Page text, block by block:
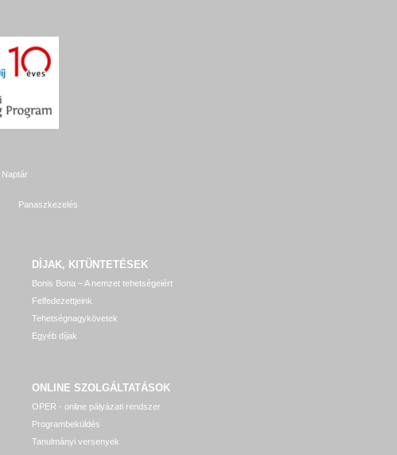
Naptár
Panaszkezelés
DÍJAK, KITÜNTETÉSEK
Bonis Bona – A nemzet tehetségeiért
Felfedezettjeink
Tehetségnagykövetek
Egyéb díjak
ONLINE SZOLGÁLTATÁSOK
OPER - online pályázati rendszer
Programbeküldés
Tanulmányi versenyek